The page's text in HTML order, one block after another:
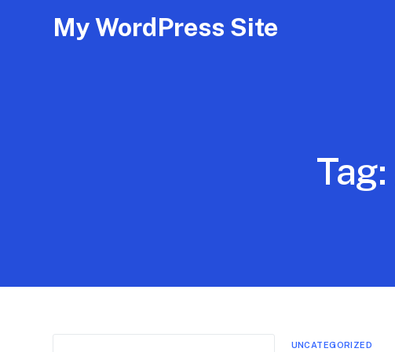
My WordPress Site
Tag:
UNCATEGORIZED